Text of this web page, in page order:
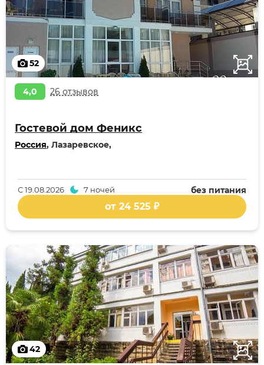
52
4,0 26 отзывов
Гостевой дом Феникс
Россия, Лазаревское,
без питания
С19.08.2026 7 ночей
от 24 525 ₽
42